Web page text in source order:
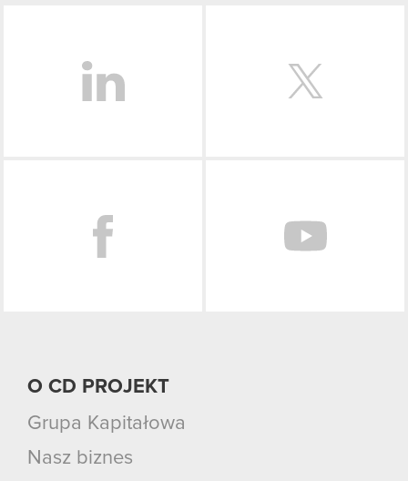
O CD PROJEKT
Grupa Kapitałowa
Nasz biznes